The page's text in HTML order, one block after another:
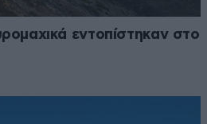
εντοπίστηκαν στο